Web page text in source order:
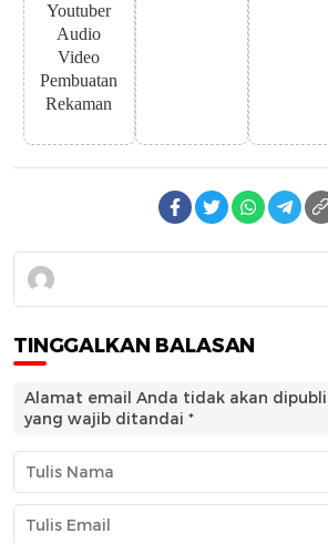
Youtuber
Audio
Video
Pembuatan
Rekaman
TINGGALKAN BALASAN
Alamat email Anda tidak akan
yang wajib ditandai *